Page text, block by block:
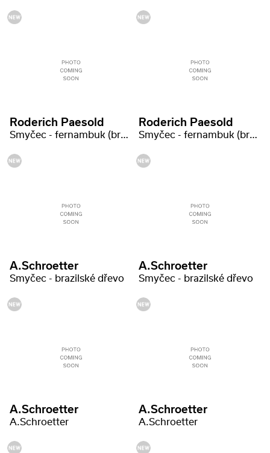
Roderich Paesold
Smyčec - fernambuk (brazilské dřevo)
Roderich Paesold
Smyčec - fernambuk (brazilské dřevo)
A.Schroetter
Smyčec - brazilské dřevo
A.Schroetter
Smyčec - brazilské dřevo
A.Schroetter
A.Schroetter
A.Schroetter
A.Schroetter